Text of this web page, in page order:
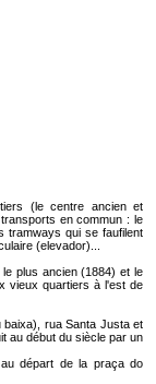
(le centre ancien et
en commun : le
tramways qui se faufilent
(elevador)...
plus ancien (1884) et le
vieux quartiers à l'est de
baixa), rua Santa Justa et
au début du siècle par un
départ de la praça do